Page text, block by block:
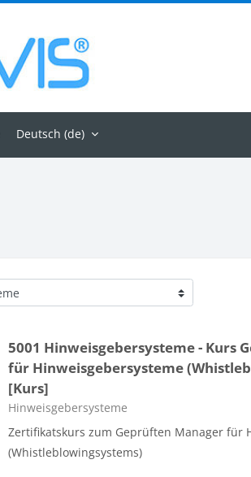
Deutsch ‎(de)‎
5001 Hinweisgebersysteme - Kurs
für Hinweisgebersysteme
[Kurs]
Kursbereich
Hinweisgebersysteme
Zertifikatskurs zum Geprüften Manager für
(Whistleblowingsystems)